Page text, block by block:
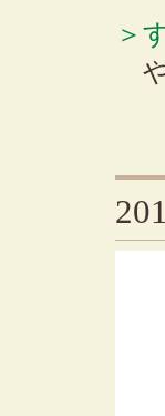
＞